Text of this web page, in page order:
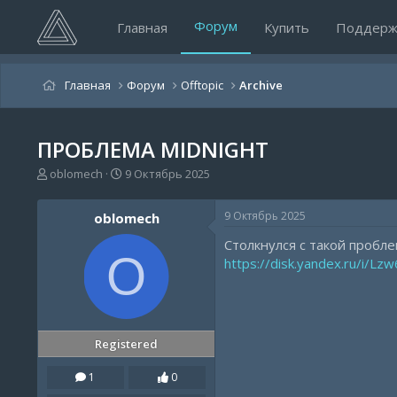
Главная Форум Купить
Главная Форум Offtopic Archive
ПРОБЛЕМА MIDNIGHT
А
т
oblomech
Д
т
а
н
л
а
9 Октябрь 2025
oblomech
O
Registered
1
0
9 Октябрь 2025
Столкнулся с такой
https://disk.yandex.ru/i/